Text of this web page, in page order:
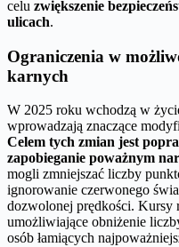
celu zwiększenie
ulicach.
Ograniczenia w
karnych
W 2025 roku wchodzą w
wprowadzają znaczące
Celem tych zmian jest
zapobieganie poważnym
mogli zmniejszać liczby
ignorowanie czerwonego
dozwolonej prędkości. Kursy
umożliwiające obniżenie
osób łamiących